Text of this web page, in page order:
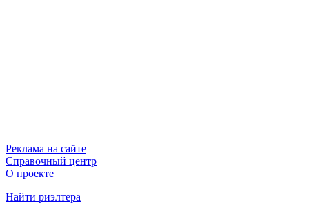
Реклама на сайте
Справочный центр
О проекте
Найти риэлтера